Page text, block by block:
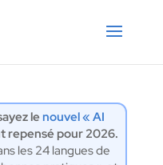
le nouvel « AI
repensé pour 2026.
les 24 langues de